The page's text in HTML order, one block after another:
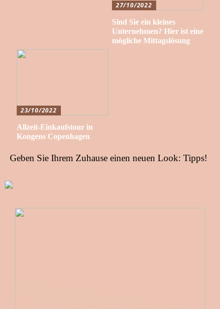
27/10/2022
Sind Sie ein kleines
Unternehmen? Hier ist eine
mögliche Mittagslösung
23/10/2022
Allzeit-Einkaufstour in
Kongens Copenhagen
Geben Sie Ihrem Zuhause einen neuen Look: Tipps!